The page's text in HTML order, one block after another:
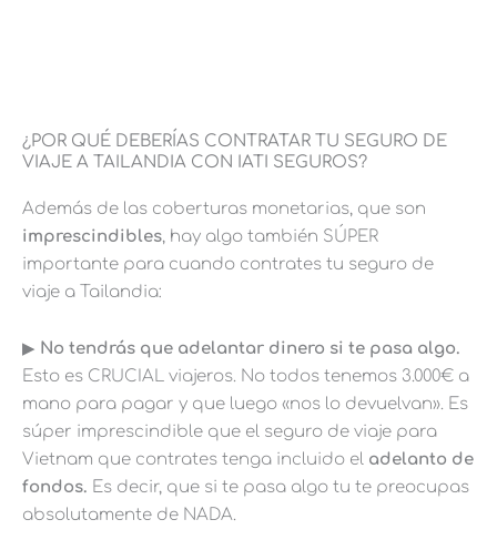
¿POR QUÉ DEBERÍAS CONTRATAR TU SEGURO DE
VIAJE A TAILANDIA CON IATI SEGUROS?
Además de las coberturas monetarias, que son
imprescindibles, hay algo también SÚPER
importante para cuando contrates tu seguro de
viaje a Tailandia:
▶︎ No tendrás que adelantar dinero si te pasa algo.
Esto es CRUCIAL viajeros. No todos tenemos 3.000€ a
mano para pagar y que luego «nos lo devuelvan». Es
súper imprescindible que el seguro de viaje para
Vietnam que contrates tenga incluido el adelanto de
fondos. Es decir, que si te pasa algo tu te preocupas
absolutamente de NADA.